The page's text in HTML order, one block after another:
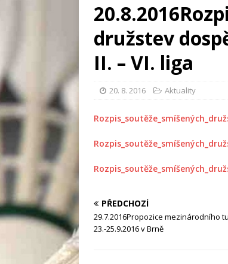
družstev
II. – VI. liga
20. 8. 2016 Aktuality
PŘEDCHOZÍ
29.7.2016Propozice mezinárodního
23.-25.9.2016 v Brně